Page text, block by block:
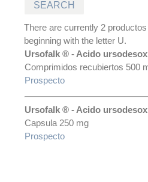
There are currently 2
beginning with the letter U.
Ursofalk ® - Acido
Comprimidos recubiertos 500
Prospecto
Ursofalk ® - Acido
Capsula 250 mg
Prospecto